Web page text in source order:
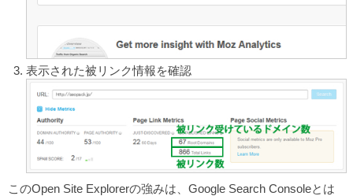
表示された被リンク情報を確認
このOpen Site Explorerの強みは、Google Search Consoleとは